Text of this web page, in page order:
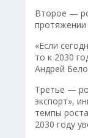
Второе —
протяжении
«Если
то к 2030
Андрей
Третье —
экспорт»,
темпы
2030 году